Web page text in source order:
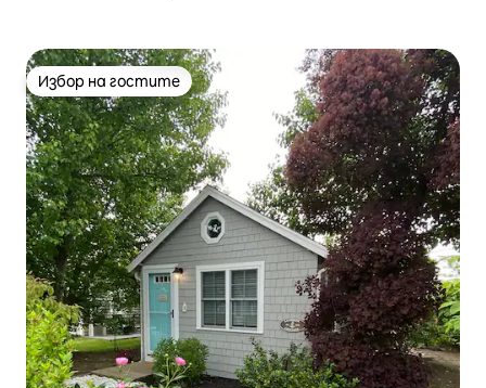
Избор на гостите
Избор на гостите